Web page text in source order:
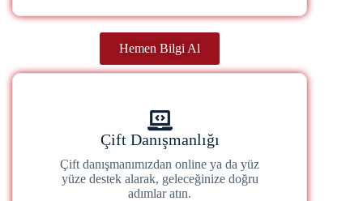
Hemen Bilgi Al
Çift Danışmanlığı
Çift danışmanımızdan online ya da yüz
yüze destek alarak, geleceğinize doğru
adımlar atın.